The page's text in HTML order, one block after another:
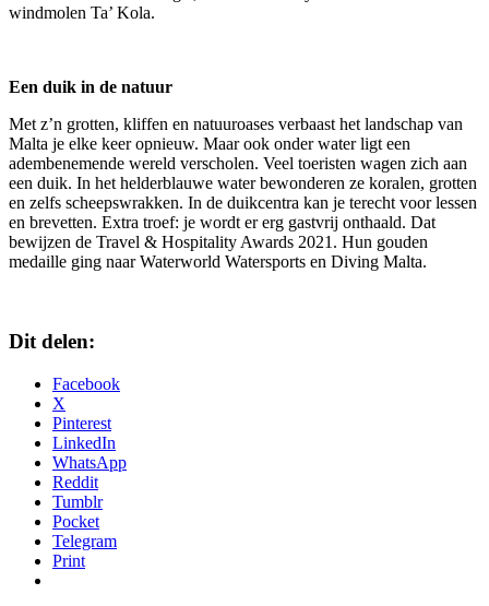
windmolen Ta’ Kola.
Een duik in de natuur
Met z’n grotten, kliffen en natuuroases verbaast het landschap van
Malta je elke keer opnieuw. Maar ook onder water ligt een
adembenemende wereld verscholen. Veel toeristen wagen zich aan
een duik. In het helderblauwe water bewonderen ze koralen, grotten
en zelfs scheepswrakken. In de duikcentra kan je terecht voor lessen
en brevetten. Extra troef: je wordt er erg gastvrij onthaald. Dat
bewijzen de Travel & Hospitality Awards 2021. Hun gouden
medaille ging naar Waterworld Watersports en Diving Malta.
Dit delen:
Facebook
X
Pinterest
LinkedIn
WhatsApp
Reddit
Tumblr
Pocket
Telegram
Print